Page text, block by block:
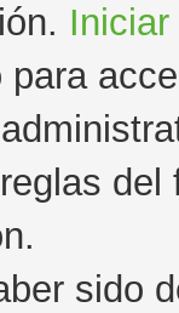
para
sido